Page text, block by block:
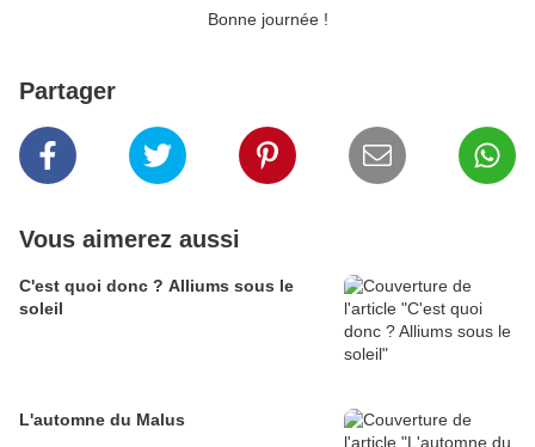
Bonne journée !
Partager
Vous aimerez aussi
C'est quoi donc ? Alliums sous le
soleil
L'automne du Malus